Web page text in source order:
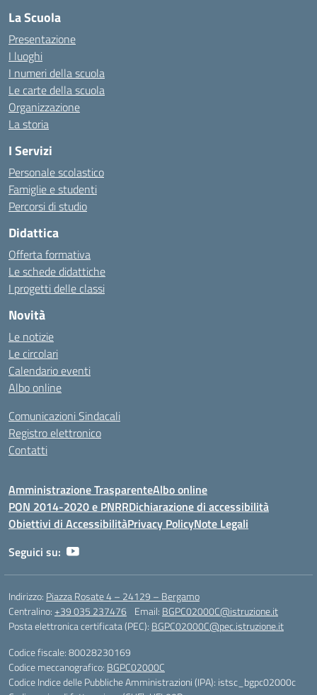
La Scuola
Presentazione
I luoghi
I numeri della scuola
Le carte della scuola
Organizzazione
La storia
I Servizi
Personale scolastico
Famiglie e studenti
Percorsi di studio
Didattica
Offerta formativa
Le schede didattiche
I progetti delle classi
Novità
Le notizie
Le circolari
Calendario eventi
Albo online
Comunicazioni Sindacali
Registro elettronico
Contatti
Amministrazione TrasparenteAlbo online
PON 2014-2020 e PNRRDichiarazione di accessibilità
Obiettivi di AccessibilitàPrivacy PolicyNote Legali
Seguici su:
Indirizzo: Piazza Rosate 4 – 24129 – Bergamo
Centralino:+39 035 237476 Email: BGPC02000C@istruzione.it
Posta elettronica certificata (PEC): BGPC02000C@pec.istruzione.it
Codice fiscale: 80028230169
Codice meccanografico: BGPC02000C
Codice Indice delle Pubbliche Amministrazioni (IPA): istsc_bgpc02000c